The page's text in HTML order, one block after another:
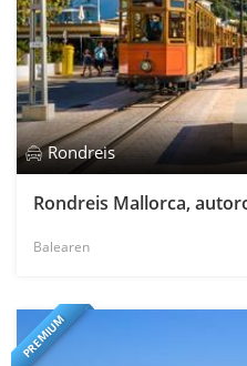
Rondreis
Rondreis Mallorca,
Balearen
PREMIUM